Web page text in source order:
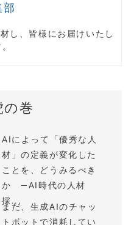
部
し、皆様にお届けいたし
の巻
AIによって「優秀な人
材」の定義が変化した
ことを、どうみるべき
か —AI時代の人材
採...
まだ、生成AIのチャッ
トボットで消耗してい